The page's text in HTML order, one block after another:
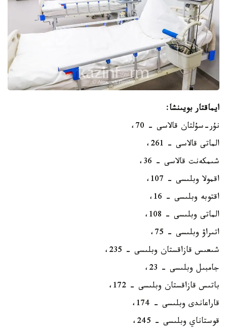
ايماقتار بويىنشا:
نۇر-سۇلتان قالاسى - 70،
الماتى قالاسى - 261،
شىمكەنت قالاسى - 36،
اقمولا وبلىسى - 107،
اقتوبە وبلىسى - 16،
الماتى وبلىسى - 108،
اتىراۋ وبلىسى - 75،
شىعىس قازاقستان وبلىسى - 235،
جامبىل وبلىسى - 23،
باتىس قازاقستان وبلىسى - 172،
قاراعاندى وبلىسى - 174،
قوستاناي وبلىسى - 245،